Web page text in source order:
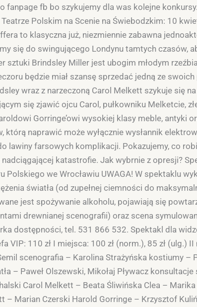
fanpage fb bo szykujemy dla was kolejne
Polskim na Scenie na Świebodzkim: 10
to klasyczna już, niezmiennie zabawna
się do swingującego Londynu tamtych czasów,
sztuki Brindsley Miller jest ubogim młodym
będzie miał szansę sprzedać jedną ze
wraz z narzeczoną Carol Melkett szykuje się
się zjawić ojcu Carol, pułkowniku Melketcie,
Gorringe’owi wysokiej klasy meble, antyki
którą naprawić może wyłącznie wysłannik
lawiny farsowych komplikacji. Pokazujemy, co
katastrofie. Jak wybrnie z opresji?
Polskiego we Wrocławiu UWAGA! W spektaklu
światła (od zupełnej ciemności do
jest spożywanie alkoholu, pojawiają się
drewnianej scenografii) oraz scena
dostępności, tel. 531 866 532. Spektakl dla
VIP: 110 zł I miejsca: 100 zł (norm.), 85 zł (ulg.) II
scenografia – Karolina Strażyńska kostiumy –
– Paweł Olszewski, Mikołaj Pływacz
Carol Melkett – Beata Śliwińska Clea –
– Marian Czerski Harold Gorringe – Krzysztof